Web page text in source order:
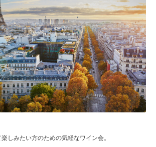
しみたい方のための気軽なワイン会。